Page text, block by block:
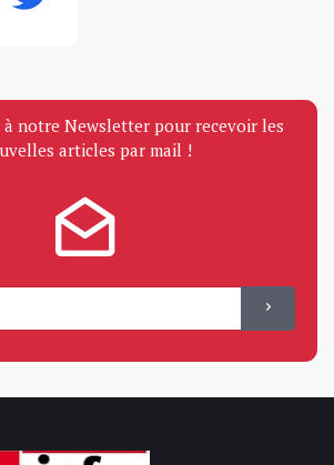
notre Newsletter pour recevoir les
articles par mail !